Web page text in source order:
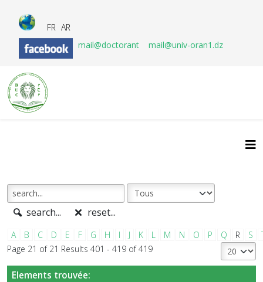
FR AR
mail@doctorant
mail@univ-oran1.dz
search... reset...
A B C D E F G H I J K L M N O P Q R S
Page 21 of 21 Results 401 - 419 of 419
Elements trouvée: